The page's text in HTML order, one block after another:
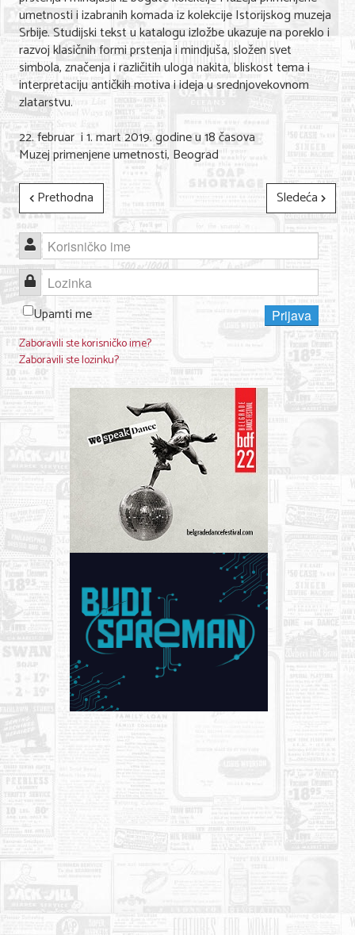
Kuća i bašta
Gastronomija
Sport i rekreacija
Zdravlje i medicina
Hobi i razonoda
UPIS FIRMI
MARKETING
KONTAKT
O NAMA
umetnosti i izabranih komada iz kolekcije Istorijskog muzeja
Srbije. Studijski tekst u katalogu izložbe ukazuje na poreklo i
razvoj klasičnih formi prstenja i mindjuša, složen svet
simbola, značenja i različitih uloga nakita, bliskost tema i
interpretaciju antičkih motiva i ideja u srednjovekovnom
zlatarstvu.
22. februar i 1. mart 2019. godine u 18 časova
Muzej primenjene umetnosti, Beograd
Prethodna
Sledeća
Korisničko ime
Lozinka
Upamti me
Prijava
Zaboravili ste korisničko ime?
Zaboravili ste lozinku?